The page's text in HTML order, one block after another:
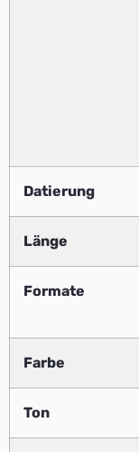
Datierung
Länge
Formate
Farbe
Ton